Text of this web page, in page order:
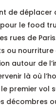
de déplacer
le food
rues de
ou
autour de
là où
premier vol
décombres